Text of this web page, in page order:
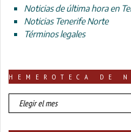
Noticias de última hora en
Noticias Tenerife Norte
Términos legales
HEMEROTECA DE
HEMEROTECA
DE